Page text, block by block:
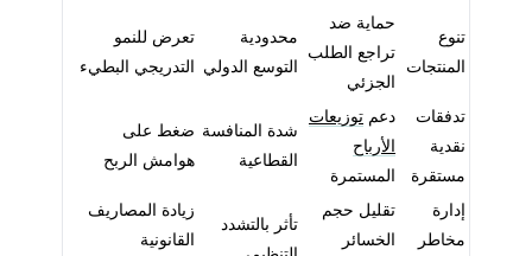
تنوع
المنتجات
حماية ضد
تراجع الطلب
الجزئي
محدودية
التوسع الدولي
تعرض للنمو
التدريجي البطيء
تدفقات
نقدية
مستقرة
دعم توزيعات
الأرباح
المستمرة
شدة المنافسة
القطاعية
ضغط على
هوامش الربح
إدارة
مخاطر
تقليل حجم
الخسائر
تأثر بالتشدد
زيادة المصاريف
القانونية